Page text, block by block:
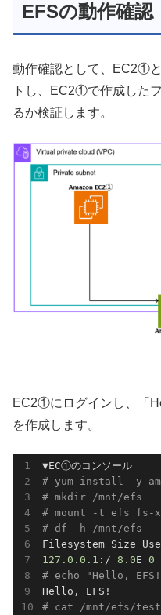
EFSの動作確認
動作確認として、EC2①
トし、EC2①で作成した
るか検証します。
EC2①にログインし、「
を作成します。
# yum install -y
# mkdir /mnt/efs
# mount -t efs fs-
# df -h /mnt/efs
127.0 .0 .1 :/ 8.0E 0
# echo "Hello,
# cat /mnt/efs/